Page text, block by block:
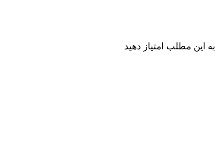
به این مطلب امتیاز دهید